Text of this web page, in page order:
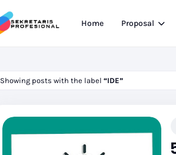
Home Proposal
Showing posts with the label IDE